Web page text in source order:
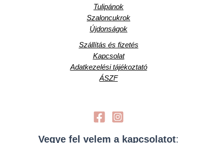
Tulipánok
Szaloncukrok
Újdonságok
Szállítás és fizetés
Kapcsolat
Adatkezelési tájékoztató
ÁSZF
Vegye fel velem a kapcsolatot: